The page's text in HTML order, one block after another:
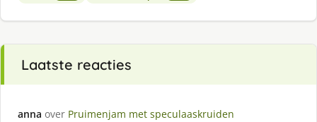
Laatste reacties
anna over Pruimenjam met speculaaskruiden